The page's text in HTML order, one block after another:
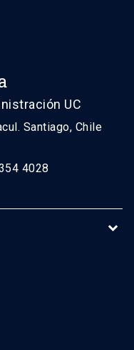
UC
Santiago, Chile
4028